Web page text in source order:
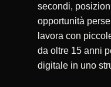
secondi,
opportunità
lavora con
da oltre 15 anni
digitale in uno